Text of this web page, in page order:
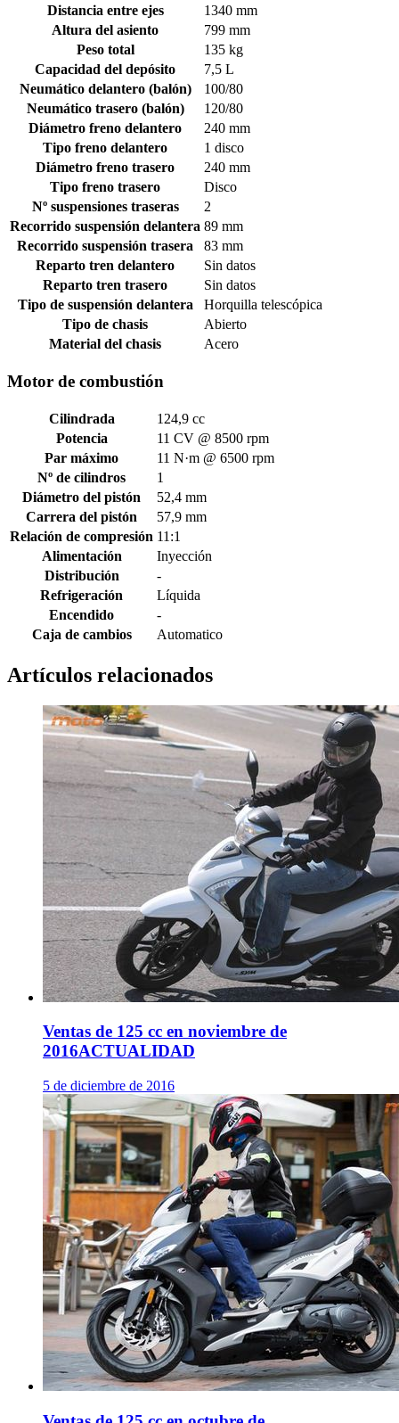
Distancia entre ejes
1340 mm
Altura del asiento
799 mm
Peso total
135 kg
Capacidad del depósito
7,5 L
Neumático delantero (balón)
100/80
Neumático trasero (balón)
120/80
Diámetro freno delantero
240 mm
Tipo freno delantero
1 disco
Diámetro freno trasero
240 mm
Tipo freno trasero
Disco
Nº suspensiones traseras
2
Recorrido suspensión delantera 89 mm
Recorrido suspensión trasera
83 mm
Reparto tren delantero
Sin datos
Reparto tren trasero
Sin datos
Tipo de suspensión delantera
Horquilla telescópica
Tipo de chasis
Abierto
Material del chasis
Acero
Motor de combustión
Cilindrada
124,9 cc
Potencia
11 CV @ 8500 rpm
Par máximo
11 N·m @ 6500 rpm
Nº de cilindros
1
Diámetro del pistón
52,4 mm
Carrera del pistón
57,9 mm
Relación de compresión 11:1
Alimentación
Inyección
Distribución
-
Refrigeración
Líquida
Encendido
-
Caja de cambios
Automatico
Artículos relacionados
Ventas de 125 cc en noviembre de
2016ACTUALIDAD
5 de diciembre de 2016